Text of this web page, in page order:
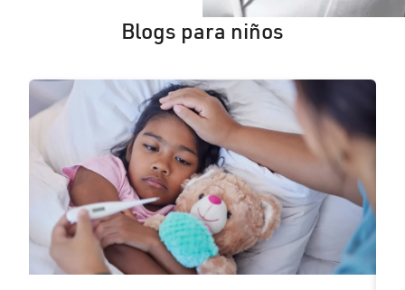
Blogs para niños